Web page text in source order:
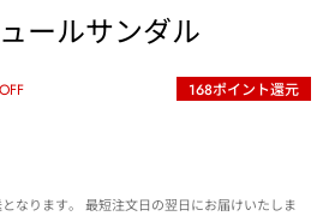
ールサンダル
168ポイント還元
なります。 最短注文日の翌日にお届けいたしま